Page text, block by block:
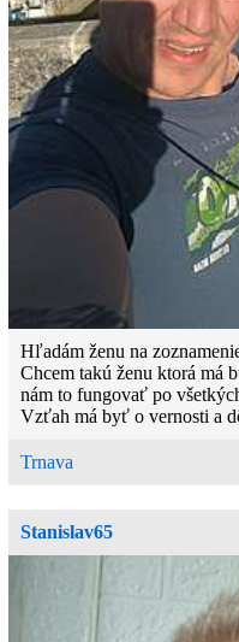
Požehnaný den Vám všem
Hľadám ženu na
Chcem takú ženu ktorá má
nám to fungovať po
Vzťah má byť o vernosti a
Trnava
Stanislav65